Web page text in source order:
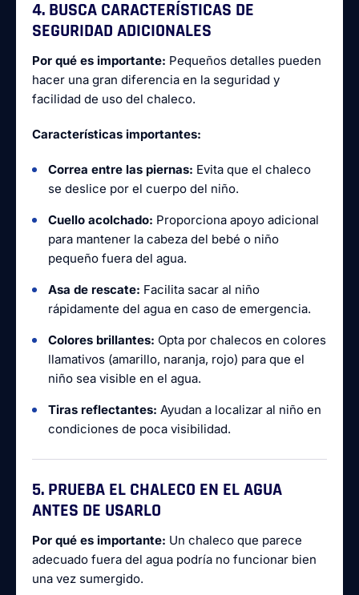
4. BUSCA CARACTERÍSTICAS DE
SEGURIDAD ADICIONALES
Por qué es importante: Pequeños detalles pueden
hacer una gran diferencia en la seguridad y
facilidad de uso del chaleco.
Características importantes:
Correa entre las piernas: Evita que el chaleco
se deslice por el cuerpo del niño.
Cuello acolchado: Proporciona apoyo adicional
para mantener la cabeza del bebé o niño
pequeño fuera del agua.
Asa de rescate: Facilita sacar al niño
rápidamente del agua en caso de emergencia.
Colores brillantes: Opta por chalecos en colores
llamativos (amarillo, naranja, rojo) para que el
niño sea visible en el agua.
Tiras reflectantes: Ayudan a localizar al niño en
condiciones de poca visibilidad.
5. PRUEBA EL CHALECO EN EL AGUA
ANTES DE USARLO
Por qué es importante: Un chaleco que parece
adecuado fuera del agua podría no funcionar bien
una vez sumergido.